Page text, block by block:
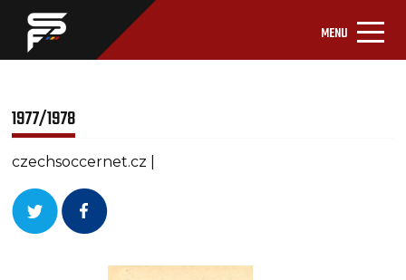
MENU
1977/1978
czechsoccernet.cz |